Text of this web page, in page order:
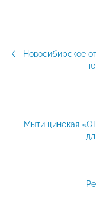
Новосибирское
Мытищинская